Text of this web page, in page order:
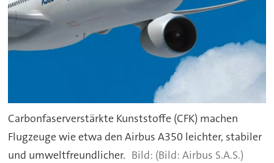
Carbonfaserverstärkte Kunststoffe (CFK) machen
Flugzeuge wie etwa den Airbus A350 leichter, stabiler
und umweltfreundlicher.
(Bild: Airbus S.A.S.)